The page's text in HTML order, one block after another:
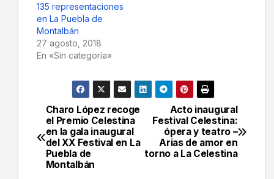
135 representaciones
en La Puebla de
Montalbán
27 agosto, 2018
En «Sin categoría»
Navegación
de
entradas
Acto inaugural
Festival Celestina:
ópera y teatro –
Arias de amor en
torno a La Celestina
Charo López recoge
el Premio Celestina
en la gala inaugural
del XX Festival en La
Puebla de
Montalbán